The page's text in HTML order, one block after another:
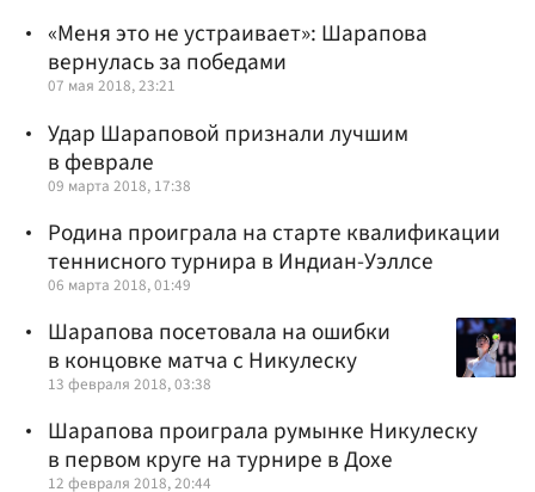
«Меня это не устраивает»: Шарапова
вернулась за победами
07 мая 2018, 23:21
Удар Шараповой признали лучшим
в феврале
09 марта 2018, 17:38
Родина проиграла на старте квалификации
теннисного турнира в Индиан-Уэллсе
06 марта 2018, 01:49
Шарапова посетовала на ошибки
в концовке матча с Никулеску
13 февраля 2018, 03:38
Шарапова проиграла румынке Никулеску
в первом круге на турнире в Дохе
12 февраля 2018, 20:44